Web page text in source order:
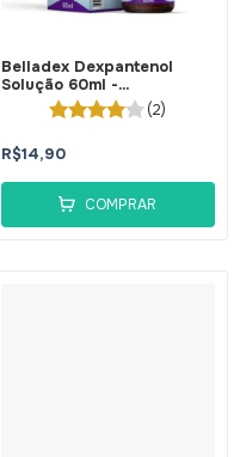
Belladex Dexpantenol
Solução 60ml -
BellaPhytus
(2)
R$14,90
COMPRAR